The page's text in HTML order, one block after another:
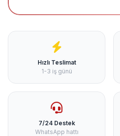
Hızlı Teslimat
1-3 iş günü
7/24 Destek
WhatsApp hattı